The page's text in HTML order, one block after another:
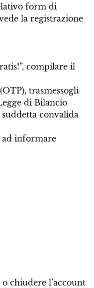
form di
la registrazione
compilare il
trasmessogli
di Bilancio
convalida
ad informare
chiudere l’account